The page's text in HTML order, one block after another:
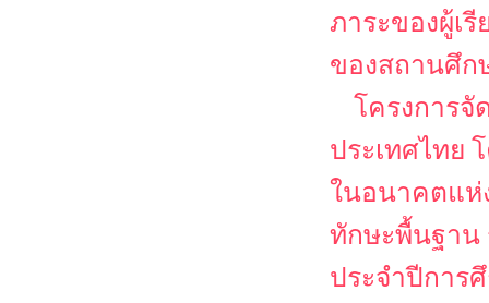
ภาระของผู้เ
ของสถานศึก
โครงการ
ประเทศไทย
ในอนาคตแห่
ทักษะพื้นฐาน
ประจำปีการ